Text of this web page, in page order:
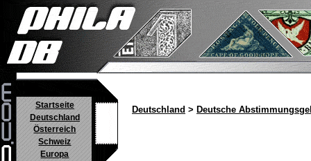
Startseite
Deutschland
Österreich
Schweiz
Europa
Deutschland > Deutsche